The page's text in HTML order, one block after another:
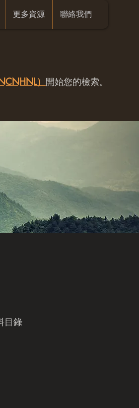
更多資源 聯絡我們
） 開始您的檢索。
目錄